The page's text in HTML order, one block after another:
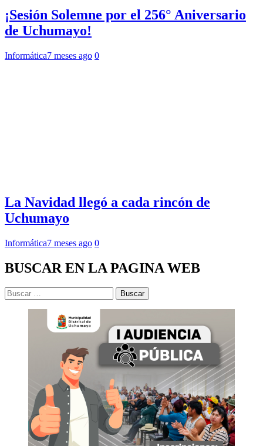
¡Sesión Solemne por el 256° Aniversario
de Uchumayo!
Informática7 meses ago 0
La Navidad llegó a cada rincón de
Uchumayo
Informática7 meses ago 0
BUSCAR EN LA PAGINA WEB
Buscar: